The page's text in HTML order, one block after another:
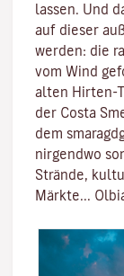
lassen. Und
auf dieser
werden: die
vom Wind
alten Hirten-
der Costa
dem
nirgendwo
Strände,
Märkte...